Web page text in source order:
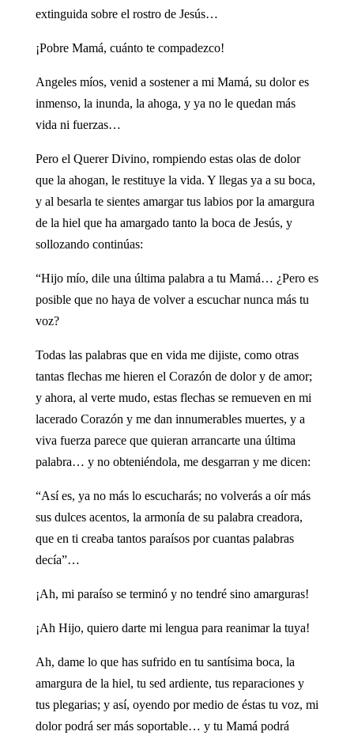
extinguida sobre el rostro de Jesús…
¡Pobre Mamá, cuánto te compadezco!
Angeles míos, venid a sostener a mi Mamá, su dolor es
inmenso, la inunda, la ahoga, y ya no le quedan más
vida ni fuerzas…
Pero el Querer Divino, rompiendo estas olas de dolor
que la ahogan, le restituye la vida. Y llegas ya a su boca,
y al besarla te sientes amargar tus labios por la amargura
de la hiel que ha amargado tanto la boca de Jesús, y
sollozando continúas:
“Hijo mío, dile una última palabra a tu Mamá… ¿Pero es
posible que no haya de volver a escuchar nunca más tu
voz?
Todas las palabras que en vida me dijiste, como otras
tantas flechas me hieren el Corazón de dolor y de amor;
y ahora, al verte mudo, estas flechas se remueven en mi
lacerado Corazón y me dan innumerables muertes, y a
viva fuerza parece que quieran arrancarte una última
palabra… y no obteniéndola, me desgarran y me dicen:
“Así es, ya no más lo escucharás; no volverás a oír más
sus dulces acentos, la armonía de su palabra creadora,
que en ti creaba tantos paraísos por cuantas palabras
decía”…
¡Ah, mi paraíso se terminó y no tendré sino amarguras!
¡Ah Hijo, quiero darte mi lengua para reanimar la tuya!
Ah, dame lo que has sufrido en tu santísima boca, la
amargura de la hiel, tu sed ardiente, tus reparaciones y
tus plegarias; y así, oyendo por medio de éstas tu voz, mi
dolor podrá ser más soportable… y tu Mamá podrá